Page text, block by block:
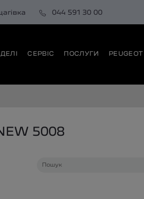
044 591 30 00
СЕРВІС ПОСЛУГИ
5008